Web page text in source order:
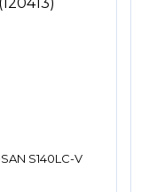
S140LC-V